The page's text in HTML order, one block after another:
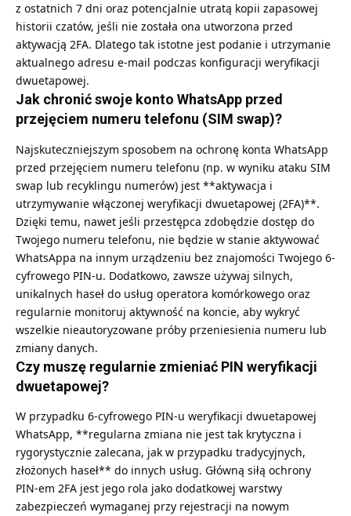
z ostatnich 7 dni oraz potencjalnie utratą kopii zapasowej
historii czatów, jeśli nie została ona utworzona przed
aktywacją 2FA. Dlatego tak istotne jest podanie i utrzymanie
aktualnego adresu e-mail podczas konfiguracji weryfikacji
dwuetapowej.
Jak chronić swoje konto WhatsApp przed
przejęciem numeru telefonu (SIM swap)?
Najskuteczniejszym sposobem na ochronę konta WhatsApp
przed przejęciem numeru telefonu (np. w wyniku ataku SIM
swap lub recyklingu numerów) jest **aktywacja i
utrzymywanie włączonej weryfikacji dwuetapowej (2FA)**.
Dzięki temu, nawet jeśli przestępca zdobędzie dostęp do
Twojego numeru telefonu, nie będzie w stanie aktywować
WhatsAppa na innym urządzeniu bez znajomości Twojego 6-
cyfrowego PIN-u. Dodatkowo, zawsze używaj silnych,
unikalnych haseł do usług operatora komórkowego oraz
regularnie monitoruj aktywność na koncie, aby wykryć
wszelkie nieautoryzowane próby przeniesienia numeru lub
zmiany danych.
Czy muszę regularnie zmieniać PIN weryfikacji
dwuetapowej?
W przypadku 6-cyfrowego PIN-u weryfikacji dwuetapowej
WhatsApp, **regularna zmiana nie jest tak krytyczna i
rygorystycznie zalecana, jak w przypadku tradycyjnych,
złożonych haseł** do innych usług. Główną siłą ochrony
PIN-em 2FA jest jego rola jako dodatkowej warstwy
zabezpieczeń wymaganej przy rejestracji na nowym